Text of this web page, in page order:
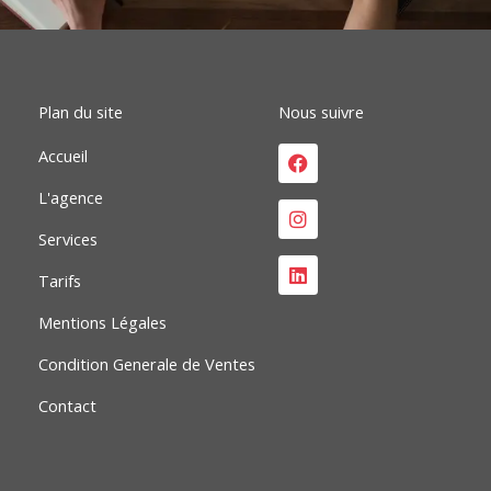
o
d
i
g
r
Plan du site
Accueil
L'agence
Services
Tarifs
Mentions Légales
Condition Generale de Ventes
Contact
Nous suivre
Facebook
Instagram
Linkedin